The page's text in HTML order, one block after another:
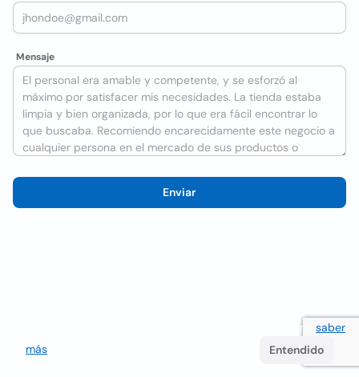
Mensaje
Enviar
Utilizamos cookies para mejorar la experiencia del usuario saber
más
Entendido